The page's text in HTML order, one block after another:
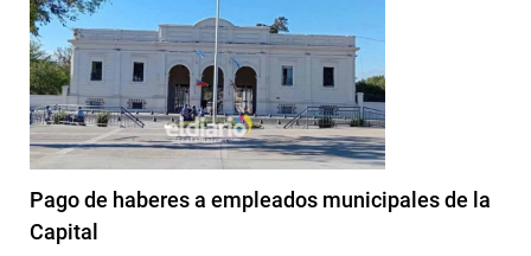
Pago de haberes a empleados municipales de la
Capital